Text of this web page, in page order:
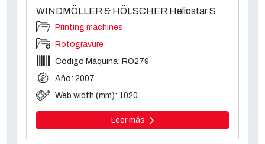
WINDMÖLLER & HÖLSCHER Heliostar S
Printing machines
Rotogravure
Código Máquina: RO279
Año: 2007
Web width (mm): 1020
Leer más